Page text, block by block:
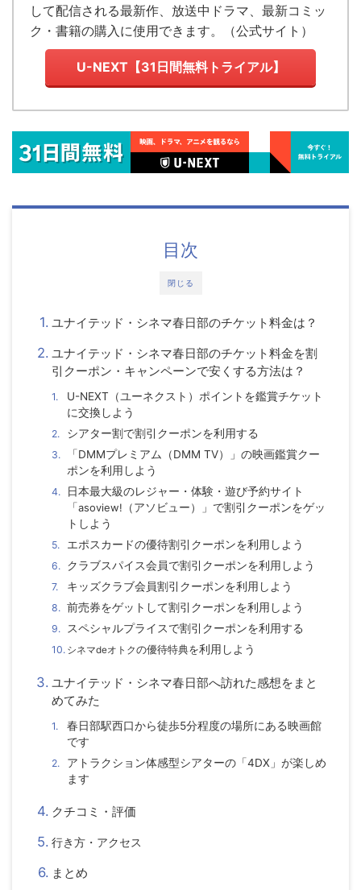
して配信される最新作、放送中ドラマ、最新コミッ
ク・書籍の購入に使用できます。（公式サイト ）
U-NEXT【31日間無料トライアル】
閉じる
目次
ユナイテッド・シネマ春日部のチケット料金は？
ユナイテッド・シネマ春日部のチケット料金を割
引クーポン・キャンペーンで安くする方法は？
U-NEXT（ユーネクスト）ポイントを鑑賞チケット
に交換しよう
シアター割で割引クーポンを利用する
「DMMプレミアム（DMM TV）」の映画鑑賞クー
ポンを利用しよう
日本最大級のレジャー・体験・遊び予約サイト
「asoview! （アソビュー）」で割引クーポンをゲッ
トしよう
エポスカードの優待割引クーポンを利用しよう
クラブスパイス会員で割引クーポンを利用しよう
キッズクラブ会員割引クーポンを利用しよう
前売券をゲットして割引クーポンを利用しよう
スペシャルプライスで割引クーポンを利用する
シネマdeオトクの優待特典を利用しよう
ユナイテッド・シネマ春日部へ訪れた感想をまと
めてみた
春日部駅西口から徒歩5分程度の場所にある映画館
です
アトラクション体感型シアターの「4DX」が楽しめ
ます
クチコミ・評価
行き方・アクセス
まとめ